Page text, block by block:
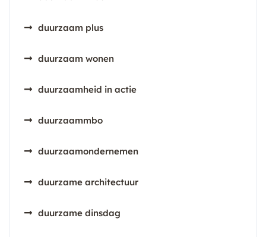
duurzaam plus
duurzaam wonen
duurzaamheid in actie
duurzaammbo
duurzaamondernemen
duurzame architectuur
duurzame dinsdag